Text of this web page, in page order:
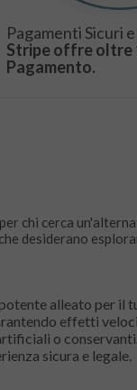
Pagamenti Sicuri
Stripe offre oltre
Pagamento.
chi cerca
desiderano
alleato per il
effetti
o
sicura e legale.